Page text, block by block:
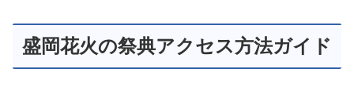
盛岡花火の祭典アクセス方法ガイド